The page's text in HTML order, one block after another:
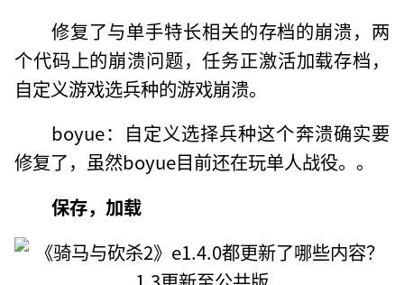
修复了与单手特长相关的存档的崩溃，两
个代码上的崩溃问题，任务正激活加载存档，
自定义游戏选兵种的游戏崩溃。
boyue：自定义选择兵种这个奔溃确实要
修复了，虽然boyue目前还在玩单人战役。。
保存，加载